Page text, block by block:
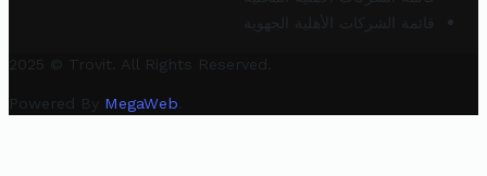
قائمة الشركات الأهلية الجهوية
2025 © Trovit. All Rights Reserved.
Powered By MegaWeb